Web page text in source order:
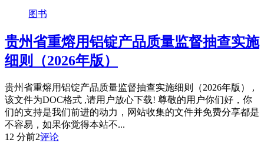
图书
贵州省重熔用铝锭产品质量监督抽查实施
细则（2026年版）
贵州省重熔用铝锭产品质量监督抽查实施细则（2026年版） ,
该文件为DOC格式 ,请用户放心下载! 尊敬的用户你们好，你
们的支持是我们前进的动力，网站收集的文件并免费分享都是
不容易，如果你觉得本站不...
12 分前2评论